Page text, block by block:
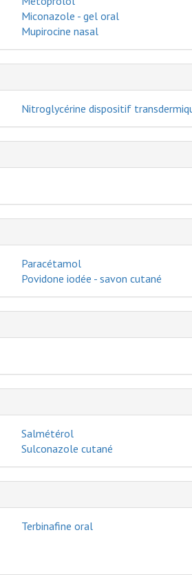
Miconazole - gel oral
Mupirocine nasal
Nitroglycérine dispositif
Paracétamol
Povidone iodée - savon cutané
Salmétérol
Sulconazole cutané
Terbinafine oral